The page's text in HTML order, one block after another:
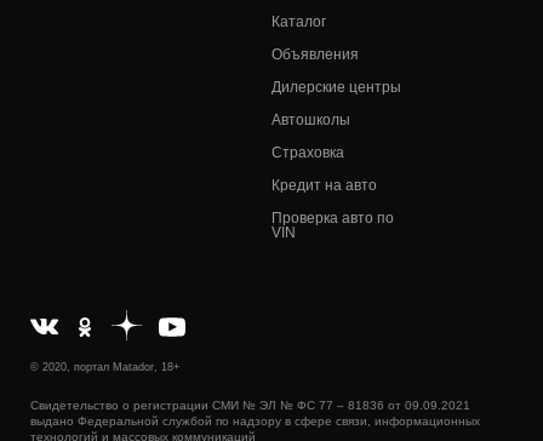
Каталог
Объявления
Дилерские центры
Автошколы
Страховка
Кредит на авто
Проверка авто по
VIN
© 2020, портал Matador, 18+
Свидетельство о регистрации СМИ № ЭЛ № ФС 77 – 81836 от 09.09.2021
выдано Федеральной службой по надзору в сфере связи, информационных
технологий и массовых коммуникаций